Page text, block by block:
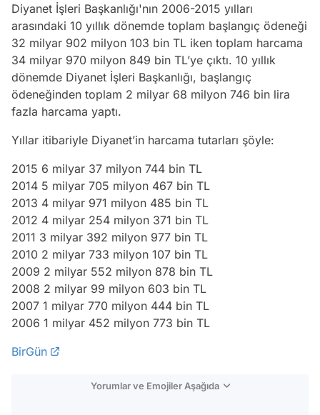
Diyanet İşleri Başkanlığı'nın 2006-2015 yılları
arasındaki 10 yıllık dönemde toplam başlangıç ödeneği
32 milyar 902 milyon 103 bin TL iken toplam harcama
34 milyar 970 milyon 849 bin TL’ye çıktı. 10 yıllık
dönemde Diyanet İşleri Başkanlığı, başlangıç
ödeneğinden toplam 2 milyar 68 milyon 746 bin lira
fazla harcama yaptı.
Yıllar itibariyle Diyanet’in harcama tutarları şöyle:
2015 6 milyar 37 milyon 744 bin TL
2014 5 milyar 705 milyon 467 bin TL
2013 4 milyar 971 milyon 485 bin TL
2012 4 milyar 254 milyon 371 bin TL
2011 3 milyar 392 milyon 977 bin TL
2010 2 milyar 733 milyon 107 bin TL
2009 2 milyar 552 milyon 878 bin TL
2008 2 milyar 99 milyon 603 bin TL
2007 1 milyar 770 milyon 444 bin TL
2006 1 milyar 452 milyon 773 bin TL
BirGün
Yorumlar ve Emojiler Aşağıda